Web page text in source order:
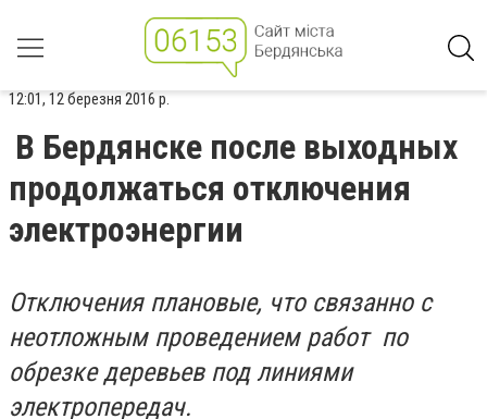
12:01, 12 березня 2016 р.
В Бердянске после выходных
продолжаться отключения
электроэнергии
Отключения плановые, что связанно с
неотложным проведением работ по
обрезке деревьев под линиями
электропередач.